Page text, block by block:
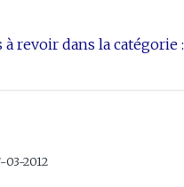
revoir dans la catégorie :
03-2012